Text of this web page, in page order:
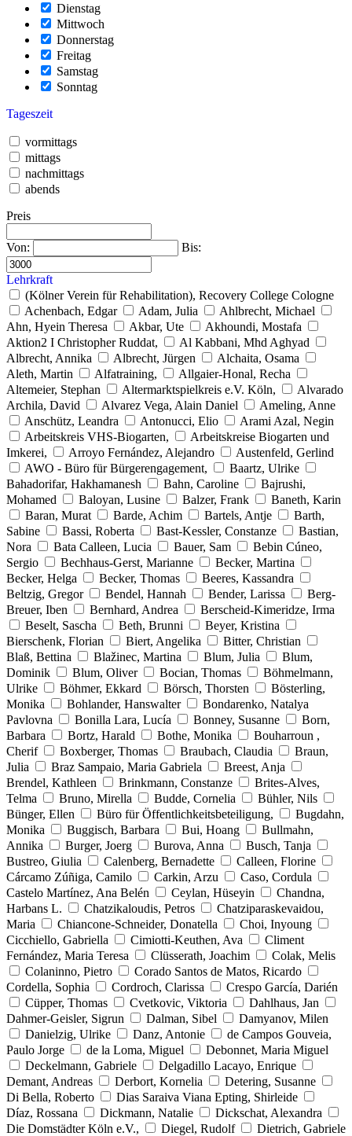
Dienstag
Mittwoch
Donnerstag
Freitag
Samstag
Sonntag
Tageszeit
vormittags
mittags
nachmittags
abends
Preis
Von: Bis:
Lehrkraft
(Kölner Verein für Rehabilitation), Recovery College Cologne
Achenbach, Edgar
Adam, Julia
Ahlbrecht, Michael
Ahn, Hyein Theresa
Akbar, Ute
Akhoundi, Mostafa
Aktion2 I Christopher Ruddat,
Al Kabbani, Mhd Aghyad
Albrecht, Annika
Albrecht, Jürgen
Alchaita, Osama
Aleth, Martin
Alfatraining,
Allgaier-Honal, Recha
Altemeier, Stephan
Altermarktspielkreis e.V. Köln,
Alvarado
Archila, David
Alvarez Vega, Alain Daniel
Ameling, Anne
Anschütz, Leandra
Antonucci, Elio
Arami Azal, Negin
Arbeitskreis VHS-Biogarten,
Arbeitskreise Biogarten und
Imkerei,
Arroyo Fernández, Alejandro
Austenfeld, Gerlind
AWO - Büro für Bürgerengagement,
Baartz, Ulrike
Bahadorifar, Hakhamanesh
Bahn, Caroline
Bajrushi,
Mohamed
Baloyan, Lusine Balzer, Frank
Baneth, Karin
Baran, Murat
Barde, Achim Bartels, Antje
Barth,
Sabine
Bassi, Roberta Bast-Kessler, Constanze
Bastian,
Nora
Bata Calleen, Lucia Bauer, Sam
Bebin Cúneo,
Sergio
Bechhaus-Gerst, Marianne
Becker, Martina
Becker, Helga
Becker, Thomas
Beeres, Kassandra
Beltzig, Gregor
Bendel, Hannah Bender, Larissa
Berg-
Breuer, Iben
Bernhard, Andrea
Berscheid-Kimeridze, Irma
Beselt, Sascha
Beth, Brunni
Beyer, Kristina
Bierschenk, Florian
Biert, Angelika
Bitter, Christian
Blaß, Bettina
Blažinec, Martina Blum, Julia
Blum,
Dominik
Blum, Oliver Bocian, Thomas
Böhmelmann,
Ulrike
Böhmer, Ekkard Börsch, Thorsten
Bösterling,
Monika
Bohlander, Hanswalter
Bondarenko, Natalya
Pavlovna
Bonilla Lara, Lucía Bonney, Susanne
Born,
Barbara
Bortz, Harald Bothe, Monika
Bouharroun ,
Cherif
Boxberger, Thomas Braubach, Claudia
Braun,
Julia
Braz Sampaio, Maria Gabriela
Breest, Anja
Brendel, Kathleen
Brinkmann, Constanze
Brites-Alves,
Telma
Bruno, Mirella Budde, Cornelia
Bühler, Nils
Bünger, Ellen
Büro für Öffentlichkeitsbeteiligung,
Bugdahn,
Monika
Buggisch, Barbara Bui, Hoang
Bullmahn,
Annika
Burger, Joerg Burova, Anna
Busch, Tanja
Bustreo, Giulia
Calenberg, Bernadette
Calleen, Florine
Cárcamo Zúñiga, Camilo
Carkin, Arzu
Caso, Cordula
Castelo Martínez, Ana Belén
Ceylan, Hüseyin
Chandna,
Harbans L.
Chatzikaloudis, Petros
Chatziparaskevaidou,
Maria
Chiancone-Schneider, Donatella
Choi, Inyoung
Cicchiello, Gabriella
Cimiotti-Keuthen, Ava
Climent
Fernández, Maria Teresa
Clüsserath, Joachim
Colak, Melis
Colaninno, Pietro
Corado Santos de Matos, Ricardo
Cordella, Sophia
Cordroch, Clarissa
Crespo García, Darién
Cüpper, Thomas
Cvetkovic, Viktoria
Dahlhaus, Jan
Dahmer-Geisler, Sigrun
Dalman, Sibel
Damyanov, Milen
Danielzig, Ulrike
Danz, Antonie
de Campos Gouveia,
Paulo Jorge
de la Loma, Miguel
Debonnet, Maria Miguel
Deckelmann, Gabriele
Delgadillo Lacayo, Enrique
Demant, Andreas
Derbort, Kornelia
Detering, Susanne
Di Bella, Roberto
Dias Saraiva Viana Epting, Shirleide
Díaz, Rossana
Dickmann, Natalie
Dickschat, Alexandra
Die Domstädter Köln e.V.,
Diegel, Rudolf
Dietrich, Gabriele